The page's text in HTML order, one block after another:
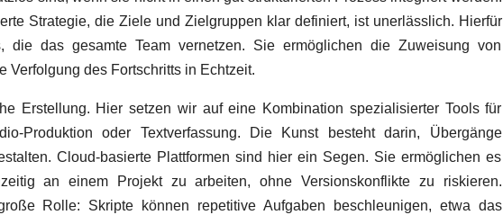
Strategie, die Ziele und Zielgruppen klar definiert, ist unerlässlich. Hierfür
die das gesamte Team vernetzen. Sie ermöglichen die Zuweisung von
Verfolgung des Fortschritts in Echtzeit.
Erstellung. Hier setzen wir auf eine Kombination spezialisierter Tools für
Produktion oder Textverfassung. Die Kunst besteht darin, Übergänge
Cloud-basierte Plattformen sind hier ein Segen. Sie ermöglichen es
an einem Projekt zu arbeiten, ohne Versionskonflikte zu riskieren.
Rolle: Skripte können repetitive Aufgaben beschleunigen, etwa das